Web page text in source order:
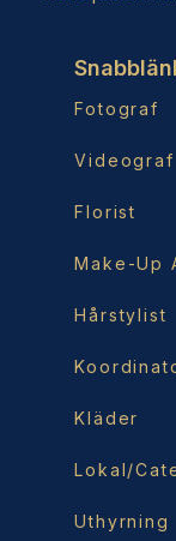
Fotograf
Videograf
Florist
Make-Up
Hårstylist
Kläder
Lokal/
Uthyrning